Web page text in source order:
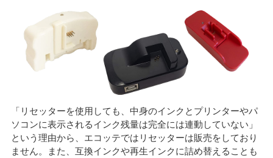
「リセッターを使用しても、中身のインクとプリンターやパ
ソコンに表示されるインク残量は完全には連動していない」
という理由から、エコッテではリセッターは販売をしており
ません。また、互換インクや再生インクに詰め替えることも